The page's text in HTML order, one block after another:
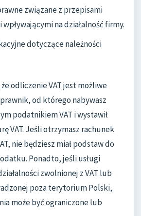
związane z przepisami
na działalność firmy.
dotyczące należności
odliczenie VAT jest możliwe
od którego nabywasz
podatnikiem VAT i wystawił
VAT. Jeśli otrzymasz rachunek
nie będziesz miał podstaw do
Ponadto, jeśli usługi
zwolnionej z VAT lub
poza terytorium Polski,
może być ograniczone lub